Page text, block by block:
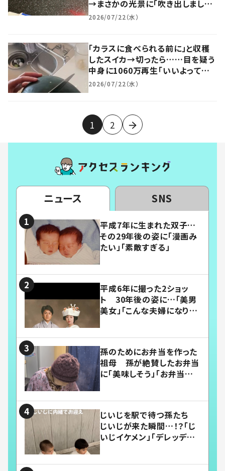
→まさかの光景に「吹き出しました
w」「そりゃ美味しいわけないww」
2026/07/22（水）
「カラスに食べられる前に」と収穫
したスイカ→切ったら……目を疑う
中身に1060万再生「いいよって言っ
てくれたんじゃ…w」「初めて見た」
2026/07/22（水）
1 2
ニュース SNS
平成7年に生まれた双子…
その29年後の姿に「漫画み
たい」「素敵すぎる」
平成6年に撮った2ショッ
ト 30年後の姿に…「美男
美女」「こんな夫婦になりた
孫のためにお弁当を作った
祖母 孫が絶賛したお弁当
に「美味しそう」「お弁当すご
じいじを駅で待つ孫たち
じいじが来た瞬間…！？「じ
いじイケメン」「デレッデレ」